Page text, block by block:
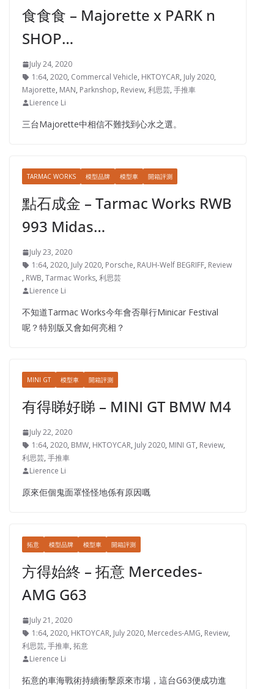
食食食 – Majorette x PARK n
SHOP…
July 24, 2020
1:64, 2020, Commercal Vehicle, HKTOYCAR, July 2020,
Majorette, MAN, Parknshop, Review, 利思芸, 手推車
Lierence Li
三台Majorette中相信不難找到心水之選。
TARMAC WORKS 模型品牌 模型車 開箱評測
點石成金 – Tarmac Works RWB
993 Midas…
July 23, 2020
1:64, 2020, July 2020, Porsche, RAUH-Welf BEGRIFF, Review
, RWB, Tarmac Works, 利思芸
Lierence Li
不知道Tarmac Works今年會否舉行Minicar Festival
呢？特別版又會如何亮相？
MINI GT 模型車 開箱評測
有得睇好睇 – MINI GT BMW M4
July 22, 2020
1:64, 2020, BMW, HKTOYCAR, July 2020, MINI GT, Review,
利思芸, 手推車
Lierence Li
原來佢個鬼面罩怪怪地係有原因嘅
拓意 模型品牌 模型車 開箱評測
方得始終 – 拓意 Mercedes-
AMG G63
July 21, 2020
1:64, 2020, HKTOYCAR, July 2020, Mercedes-AMG, Review,
利思芸, 手推車, 拓意
Lierence Li
拓意的車海戰術持續衝擊原來市場，這台G63便成功進